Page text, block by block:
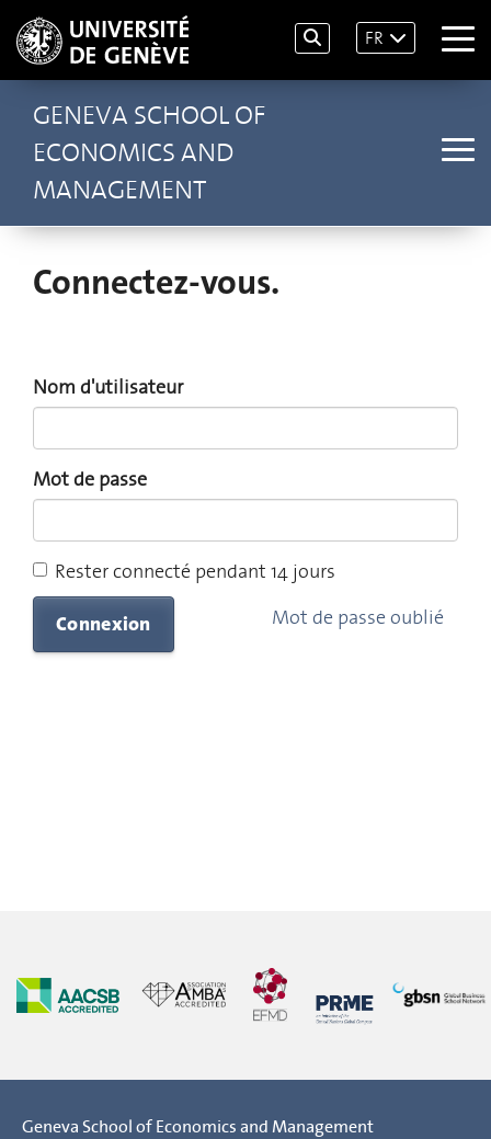
FR
GENEVA SCHOOL OF
ECONOMICS AND
MANAGEMENT
Connectez-vous.
Nom d'utilisateur
Mot de passe
Rester connecté pendant 14 jours
Connexion
Mot de passe oublié
Geneva School of Economics and Management